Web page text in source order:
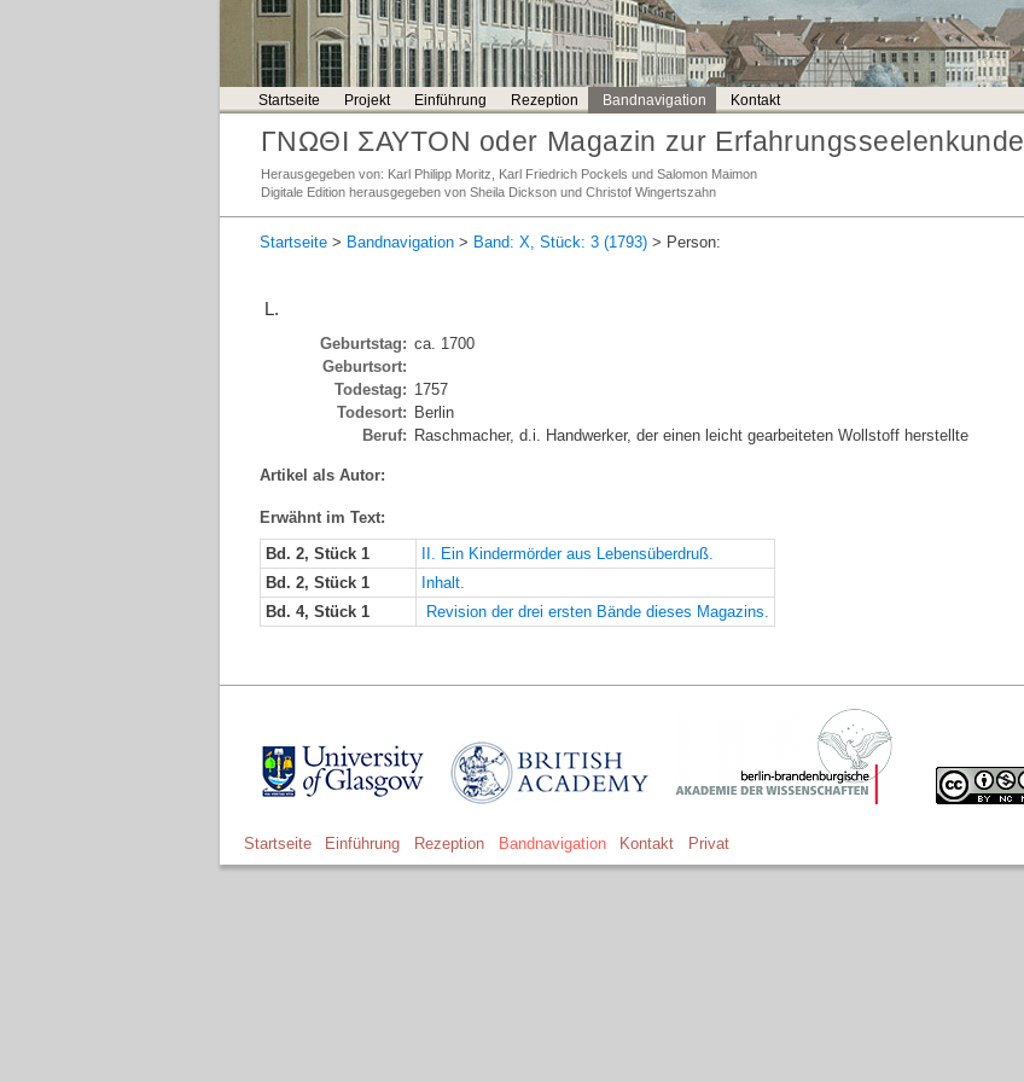
Startseite Projekt Einführung Rezeption Bandnavigation Kontakt
ΓΝΩΘΙ ΣΑΥΤΟΝ oder Magazin zur Erfahrungsseelenkunde
Herausgegeben von: Karl Philipp Moritz, Karl Friedrich Pockels und Salomon Maimon
Digitale Edition herausgegeben von Sheila Dickson und Christof Wingertszahn
Startseite > Bandnavigation > Band: X, Stück: 3 (1793) > Person:
L.
Geburtstag: ca. 1700
Geburtsort:
Todestag: 1757
Todesort: Berlin
Beruf: Raschmacher, d.i. Handwerker, der einen leicht gearbeiteten Wollstoff herstellte
Artikel als Autor:
Erwähnt im Text:
Bd. 2, Stück 1
II. Ein Kindermörder aus Lebensüberdruß.
Bd. 2, Stück 1
Inhalt.
Bd. 4, Stück 1
Revision der drei ersten Bände dieses Magazins.
Startseite Einführung Rezeption Bandnavigation Kontakt Privat